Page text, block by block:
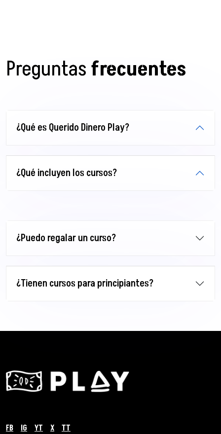
Preguntasfrecuentes
¿Qué es Querido Dinero Play?
¿Qué incluyen los cursos?
¿Puedo regalar un curso?
¿Tienen cursos para principiantes?
FB IG YT X TT